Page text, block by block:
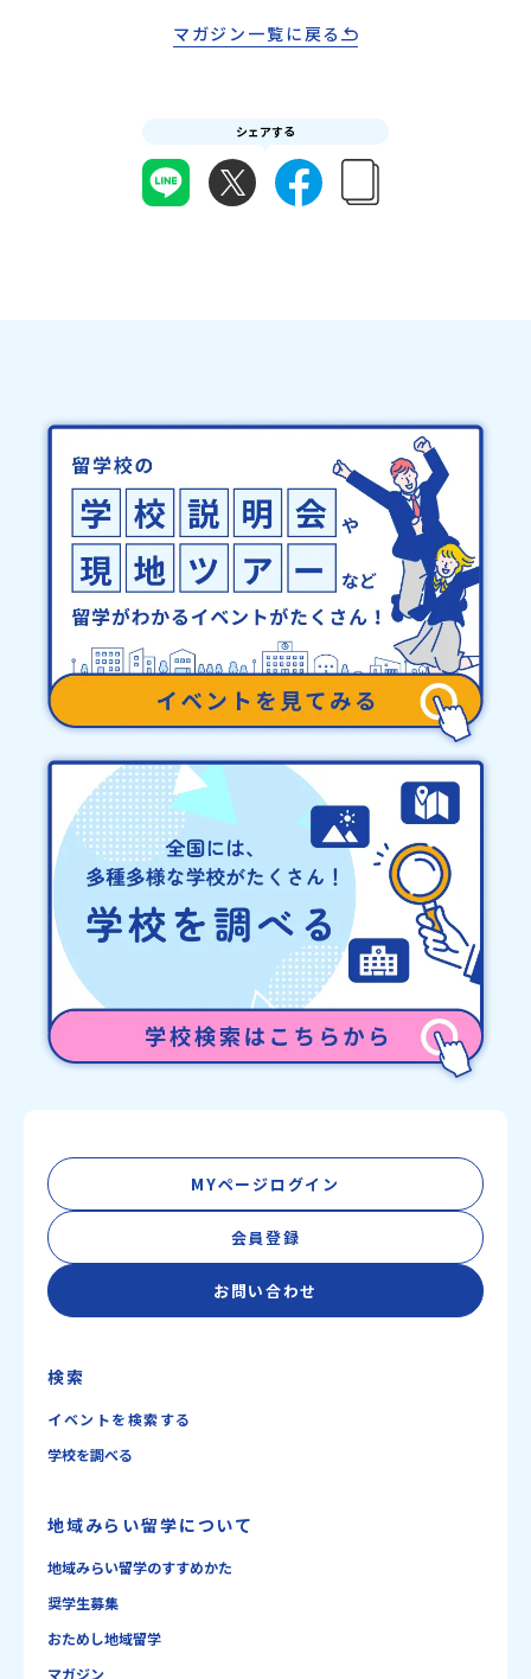
マガジン一覧に戻る
シェアする
MYページログイン
会員登録
お問い合わせ
検索
イベントを検索する
学校を調べる
地域みらい留学について
地域みらい留学のすすめかた
奨学生募集
おためし地域留学
マガジン